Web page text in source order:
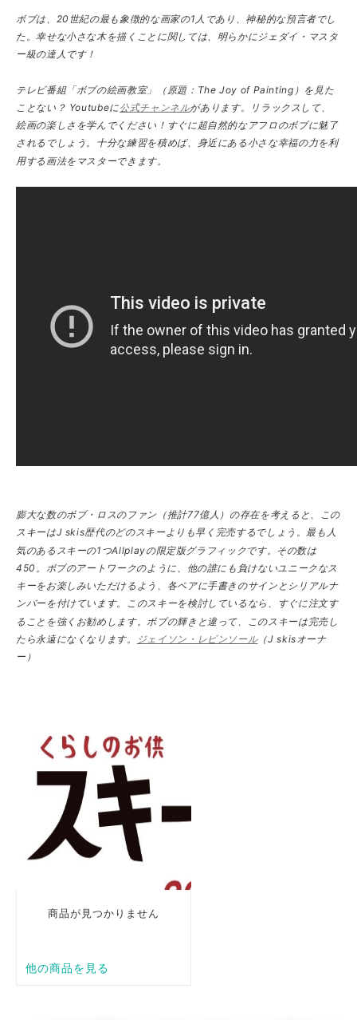
ボブは、20世紀の最も象徴的な画家の1人であり、神秘的な預言者でし
た。幸せな小さな木を描くことに関しては、明らかにジェダイ・マスタ
ー級の達人です！
テレビ番組「ボブの絵画教室」（原題：The Joy of Painting）を見た
ことない？ Youtubeに公式チャンネルがあります。リラックスして、
絵画の楽しさを学んでください！すぐに超自然的なアフロのボブに魅了
されるでしょう。十分な練習を積めば、身近にある小さな幸福の力を利
用する画法をマスターできます。
膨大な数のボブ・ロスのファン（推計77億人）の存在を考えると、この
スキーはJ skis歴代のどのスキーよりも早く完売するでしょう。最も人
気のあるスキーの1つAllplayの限定版グラフィックです。その数は
450。ボブのアートワークのように、他の誰にも負けないユニークなス
キーをお楽しみいただけるよう、各ペアに手書きのサインとシリアルナ
ンバーを付けています。このスキーを検討しているなら、すぐに注文す
ることを強くお勧めします。ボブの輝きと違って、このスキーは完売し
たら永遠になくなります。
ジェイソン・レビンソール（J skisオーナ
ー）